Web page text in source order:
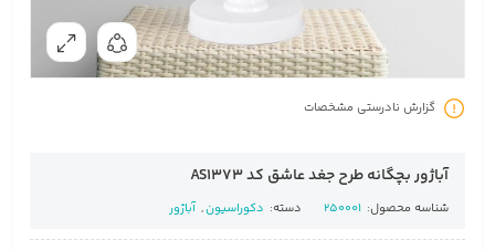
گزارش نادرستی مشخصات
آباژور بچگانه طرح جغد عاشق کد AS1373
شناسه محصول: 250001 دسته: دکوراسیون, آباژور